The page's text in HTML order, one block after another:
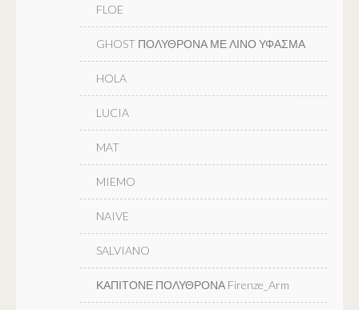
FLOE
GHOST ΠΟΛΥΘΡΟΝΑ ΜΕ ΛΙΝΟ ΥΦΑΣΜΑ
HOLA
LUCIA
MAT
MIEMO
NAIVE
SALVIANO
ΚΑΠΙΤΟΝΕ ΠΟΛΥΘΡΟΝΑ Firenze_Arm